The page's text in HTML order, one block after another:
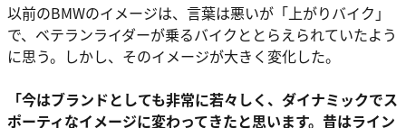
以前のBMWのイメージは、言葉は悪いが「上がりバイク」
で、ベテランライダーが乗るバイクととらえられていたよう
に思う。しかし、そのイメージが大きく変化した。
「今はブランドとしても非常に若々しく、ダイナミックでス
ポーティなイメージに変わってきたと思います。昔はライン